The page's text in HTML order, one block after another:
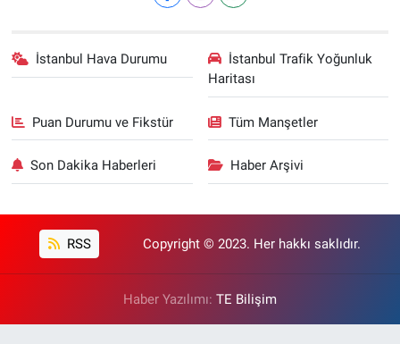
İstanbul Hava Durumu
İstanbul Trafik Yoğunluk
Haritası
Puan Durumu ve Fikstür Tüm Manşetler
Son Dakika Haberleri Haber Arşivi
RSS Copyright © 2023. Her hakkı saklıdır.
Haber Yazılımı: TE Bilişim